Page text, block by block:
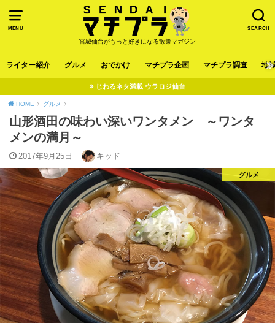
MENU SEARCH
宮城仙台がもっと好きになる散策マガジン
ライター紹介 グルメ おでかけ マチプラ企画 マチプラ調査 地
じわるネタ満載 ウラロジ仙台
HOME グルメ
山形酒田の味わい深いワンタメン ～ワンタ
メンの満月～
2017年9月25日 キッド
グルメ